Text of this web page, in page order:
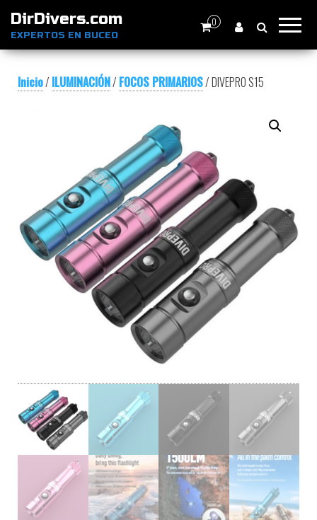
DirDivers.com
EXPERTOS EN BUCEO
0
Inicio/ ILUMINACIÓN/ FOCOS PRIMARIOS/ DIVEPRO S15